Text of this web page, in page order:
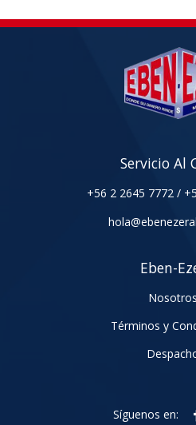
Servicio Al
+56 2 2645 7772 /
Eben-
Nosotros
Términos y
Síguenos en: